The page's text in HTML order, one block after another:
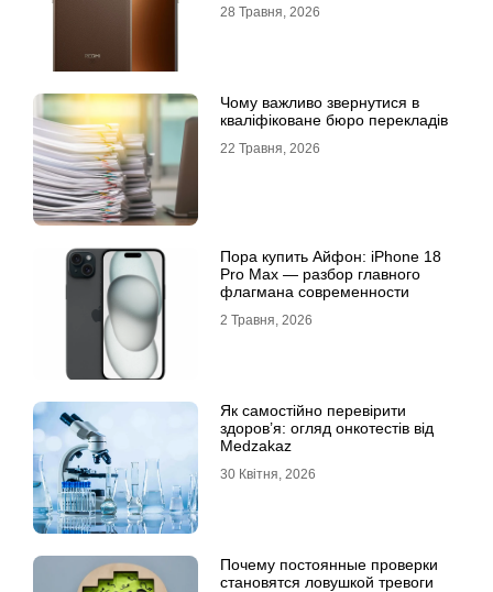
28 Травня, 2026
Чому важливо звернутися в
кваліфіковане бюро перекладів
22 Травня, 2026
Пора купить Айфон: iPhone 18
Pro Max — разбор главного
флагмана современности
2 Травня, 2026
Як самостійно перевірити
здоров’я: огляд онкотестів від
Medzakaz
30 Квітня, 2026
Почему постоянные проверки
становятся ловушкой тревоги